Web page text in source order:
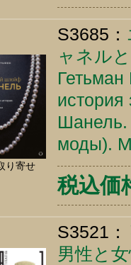
り寄せ
S3685：
ャネル
Шанель.
моды).
税込価
S3521：
男性と